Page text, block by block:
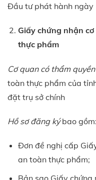
Đầu tư phát hành
Giấy chứng nhận
thực phẩm
Cơ quan có thẩm
toàn thực phẩm của
đặt trụ sở chính
Hồ sơ đăng kýbao gồm:
Đơn đề nghị cấp
an toàn thực phẩm;